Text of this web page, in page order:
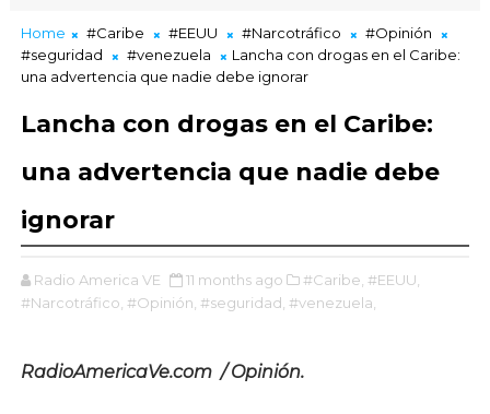
Home #Caribe #EEUU #Narcotráfico
#Opinión
#seguridad
#venezuela
Lancha con drogas en el Caribe:
una advertencia que nadie debe ignorar
Lancha con drogas en el Caribe:
una advertencia que nadie debe
ignorar
Radio America VE 11 months ago #Caribe, #EEUU,
#Narcotráfico, #Opinión, #seguridad, #venezuela,
RadioAmericaVe.com / Opinión.